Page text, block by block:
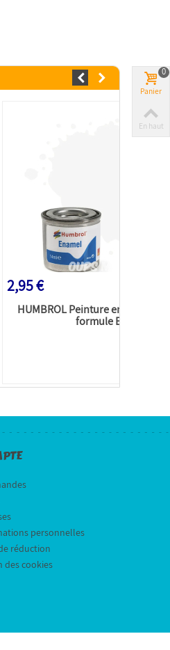
2,95 €
HUMBROL Peinture enamel 034
formule Blanc...
personnelles
réduction
des cookies
Panier
0
En haut